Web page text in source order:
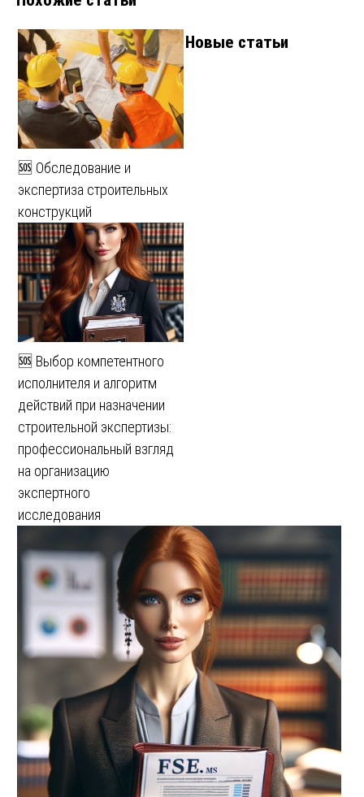
🆘 Обследование и
экспертиза строительных
конструкций
🆘 Выбор компетентного
исполнителя и алгоритм
действий при назначении
строительной экспертизы:
профессиональный взгляд
на организацию
экспертного
исследования
Новые статьи